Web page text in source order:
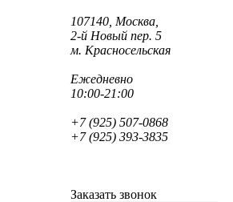
107140, Москва,
2-й Новый пер. 5
м. Красносельская
Ежедневно
10:00-21:00
+7 (925) 507-0868
+7 (925) 393-3835
Заказать звонок